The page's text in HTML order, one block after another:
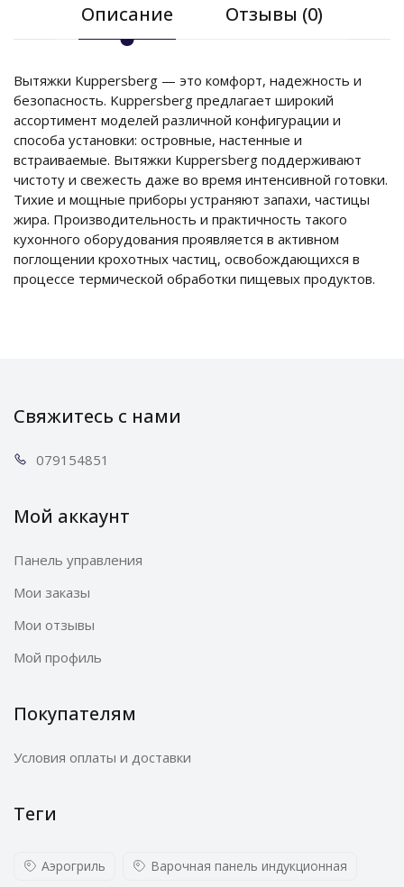
Описание Отзывы (0)
Вытяжки Kuppersberg — это комфорт, надежность и
безопасность. Kuppersberg предлагает широкий
ассортимент моделей различной конфигурации и
способа установки: островные, настенные и
встраиваемые. Вытяжки Kuppersberg поддерживают
чистоту и свежесть даже во время интенсивной готовки.
Тихие и мощные приборы устраняют запахи, частицы
жира. Производительность и практичность такого
кухонного оборудования проявляется в активном
поглощении крохотных частиц, освобождающихся в
процессе термической обработки пищевых продуктов.
Свяжитесь с нами
0791 54851
Мой аккаунт
Панель управления
Мои заказы
Мои отзывы
Мой профиль
Покупателям
Условия оплаты и доставки
Теги
Аэрогриль Варочная панель индукционная